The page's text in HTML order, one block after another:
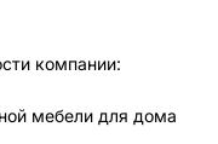
компании:
мебели для дома